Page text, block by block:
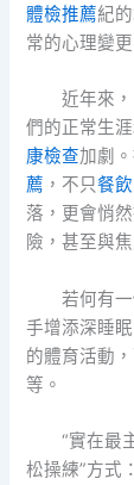
體檢推薦紀
常的心理變
近年來
們的正常生
康檢查加劇
薦 ，不只餐
落，更會悄
險，甚至與
若何有
手增添深睡
的體育活動
等。
“實在最
松操練”方式